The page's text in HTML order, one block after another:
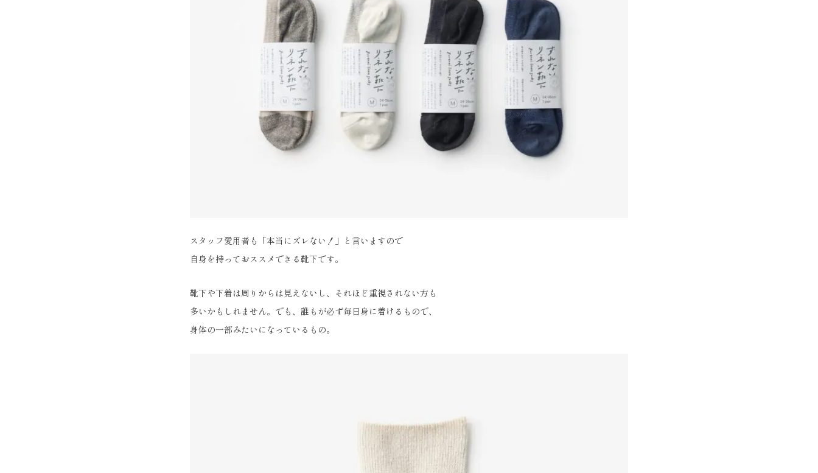
スタッフ愛用者も「本当にズレない！」と言いますので
自身を持っておススメできる靴下です。
靴下や下着は周りからは見えないし、それほど重視されない方も
多いかもしれません。でも、誰もが必ず毎日身に着けるもので、
身体の一部みたいになっているもの。